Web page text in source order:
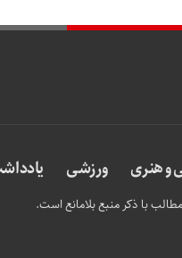
و هنری ورزشی
با ذکر منبع بلامانع است.